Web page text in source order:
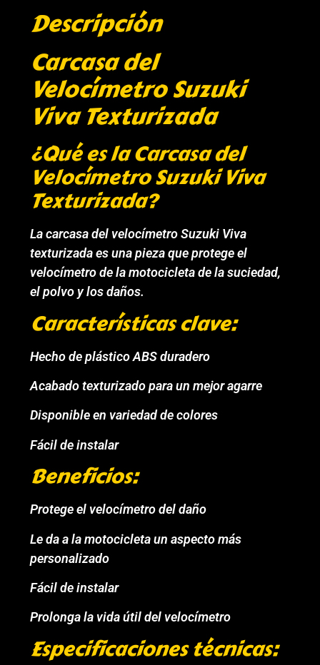
Descripción
Carcasa del
Velocímetro Suzuki
Viva Texturizada
¿Qué es la Carcasa del
Velocímetro Suzuki Viva
Texturizada?
La carcasa del velocímetro Suzuki Viva
texturizada es una pieza que protege el
velocímetro de la motocicleta de la suciedad,
el polvo y los daños.
Características clave:
Hecho de plástico ABS duradero
Acabado texturizado para un mejor agarre
Disponible en variedad de colores
Fácil de instalar
Beneficios:
Protege el velocímetro del daño
Le da a la motocicleta un aspecto más
personalizado
Fácil de instalar
Prolonga la vida útil del velocímetro
Especificaciones técnicas: